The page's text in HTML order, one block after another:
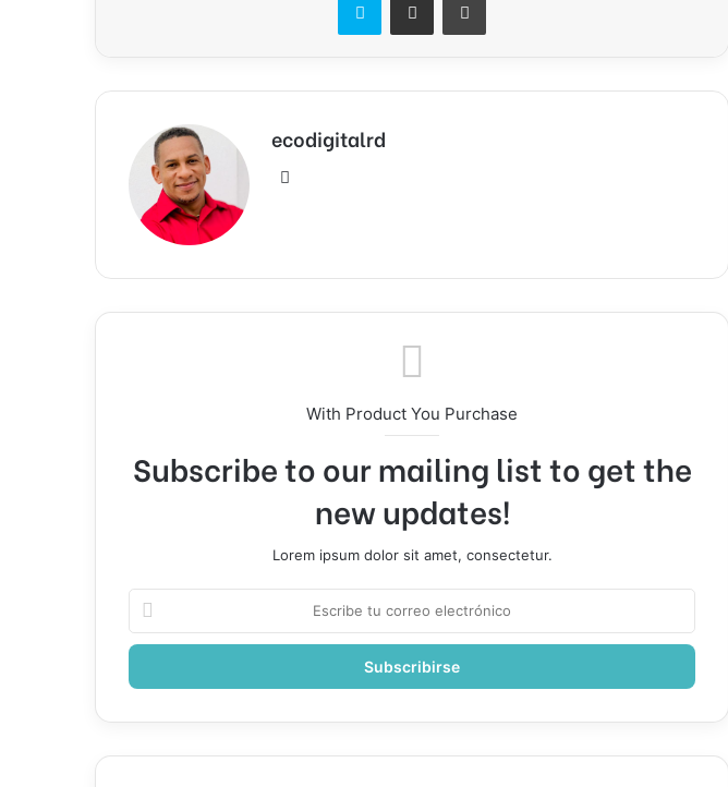
ecodigitalrd
With Product You Purchase
Subscribe to our mailing list to get the
new updates!
Lorem ipsum dolor sit amet, consectetur.
correo